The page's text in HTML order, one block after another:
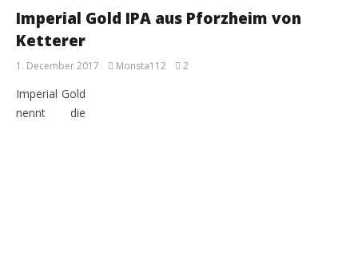
Imperial Gold IPA aus Pforzheim von
Ketterer
1. December 2017 Monsta112 2
Imperial Gold
nennt die